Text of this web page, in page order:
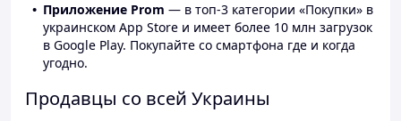
Приложение Prom — в топ-3 категории «Покупки» в
украинском App Store и имеет более 10 млн загрузок
в Google Play. Покупайте со смартфона где и когда
угодно.
Продавцы со всей Украины